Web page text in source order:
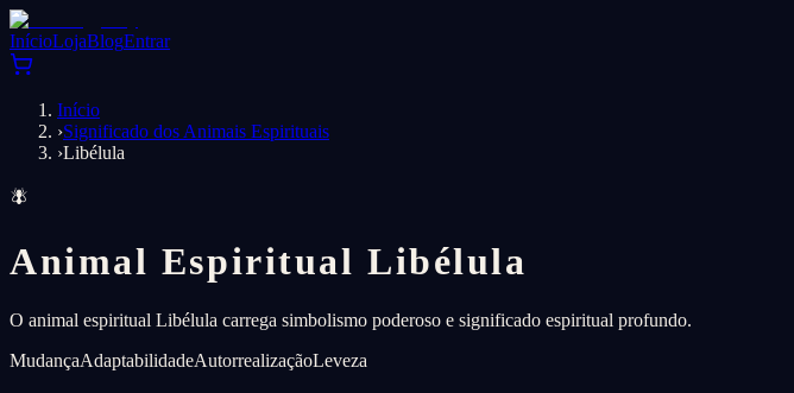
InícioLojaBlogEntrar
Início
›Significado dos Animais Espirituais
›Libélula
🪰
Animal Espiritual Libélula
O animal espiritual Libélula carrega simbolismo poderoso e significado espiritual profundo.
MudançaAdaptabilidadeAutorrealizaçãoLeveza